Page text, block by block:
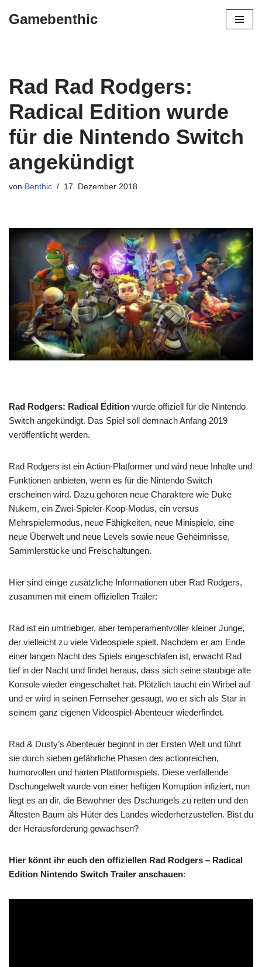
Gamebenthic
Rad Rad Rodgers:
Radical Edition wurde
für die Nintendo Switch
angekündigt
von Benthic 17. Dezember 2018
Rad Rodgers: Radical Edition wurde offiziell für die Nintendo
Switch angekündigt. Das Spiel soll demnach Anfang 2019
veröffentlicht werden.
Rad Rodgers ist ein Action-Platformer und wird neue Inhalte und
Funktionen anbieten, wenn es für die Nintendo Switch
erscheinen wird. Dazu gehören neue Charaktere wie Duke
Nukem, ein Zwei-Spieler-Koop-Modus, ein versus
Mehrspielermodus, neue Fähigkeiten, neue Minispiele, eine
neue Überwelt und neue Levels sowie neue Geheimnisse,
Sammlerstücke und Freischaltungen.
Hier sind einige zusätzliche Informationen über Rad Rodgers,
zusammen mit einem offiziellen Trailer:
Rad ist ein umtriebiger, aber temperamentvoller kleiner Junge,
der vielleicht zu viele Videospiele spielt. Nachdem er am Ende
einer langen Nacht des Spiels eingeschlafen ist, erwacht Rad
tief in der Nacht und findet heraus, dass sich seine staubige alte
Konsole wieder eingeschaltet hat. Plötzlich taucht ein Wirbel auf
und er wird in seinen Fernseher gesaugt, wo er sich als Star in
seinem ganz eigenen Videospiel-Abenteuer wiederfindet.
Rad & Dusty’s Abenteuer beginnt in der Ersten Welt und führt
sie durch sieben gefährliche Phasen des actionreichen,
humorvollen und harten Plattformspiels. Diese verfallende
Dschungelwelt wurde von einer heftigen Korruption infiziert, nun
liegt es an dir, die Bewohner des Dschungels zu retten und den
Ältesten Baum als Hüter des Landes wiederherzustellen. Bist du
der Herausforderung gewachsen?
Hier könnt ihr euch den offiziellen Rad Rodgers – Radical
Edition Nintendo Switch Trailer anschauen: